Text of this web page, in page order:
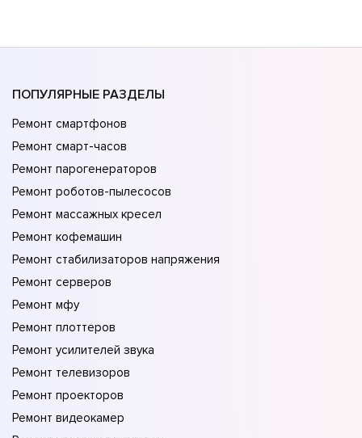
ПОПУЛЯРНЫЕ РАЗДЕЛЫ
Ремонт смартфонов
Ремонт смарт-часов
Ремонт парогенераторов
Ремонт роботов-пылесосов
Ремонт массажных кресел
Ремонт кофемашин
Ремонт стабилизаторов напряжения
Ремонт серверов
Ремонт мфу
Ремонт плоттеров
Ремонт усилителей звука
Ремонт телевизоров
Ремонт проекторов
Ремонт видеокамер